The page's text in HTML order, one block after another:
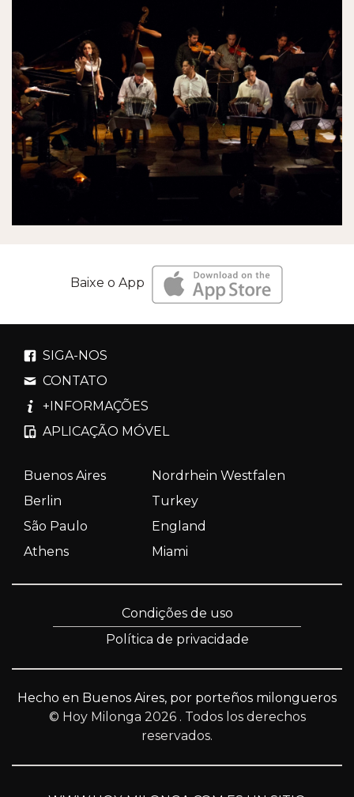
Baixe o App
SIGA-NOS
CONTATO
+INFORMAÇÕES
APLICAÇÃO MÓVEL
Buenos Aires
Nordrhein Westfalen
Berlin
Turkey
São Paulo
England
Athens
Miami
Condições de uso
Política de privacidade
Hecho en Buenos Aires, por porteños milongueros
© Hoy Milonga 2026 . Todos los derechos
reservados.